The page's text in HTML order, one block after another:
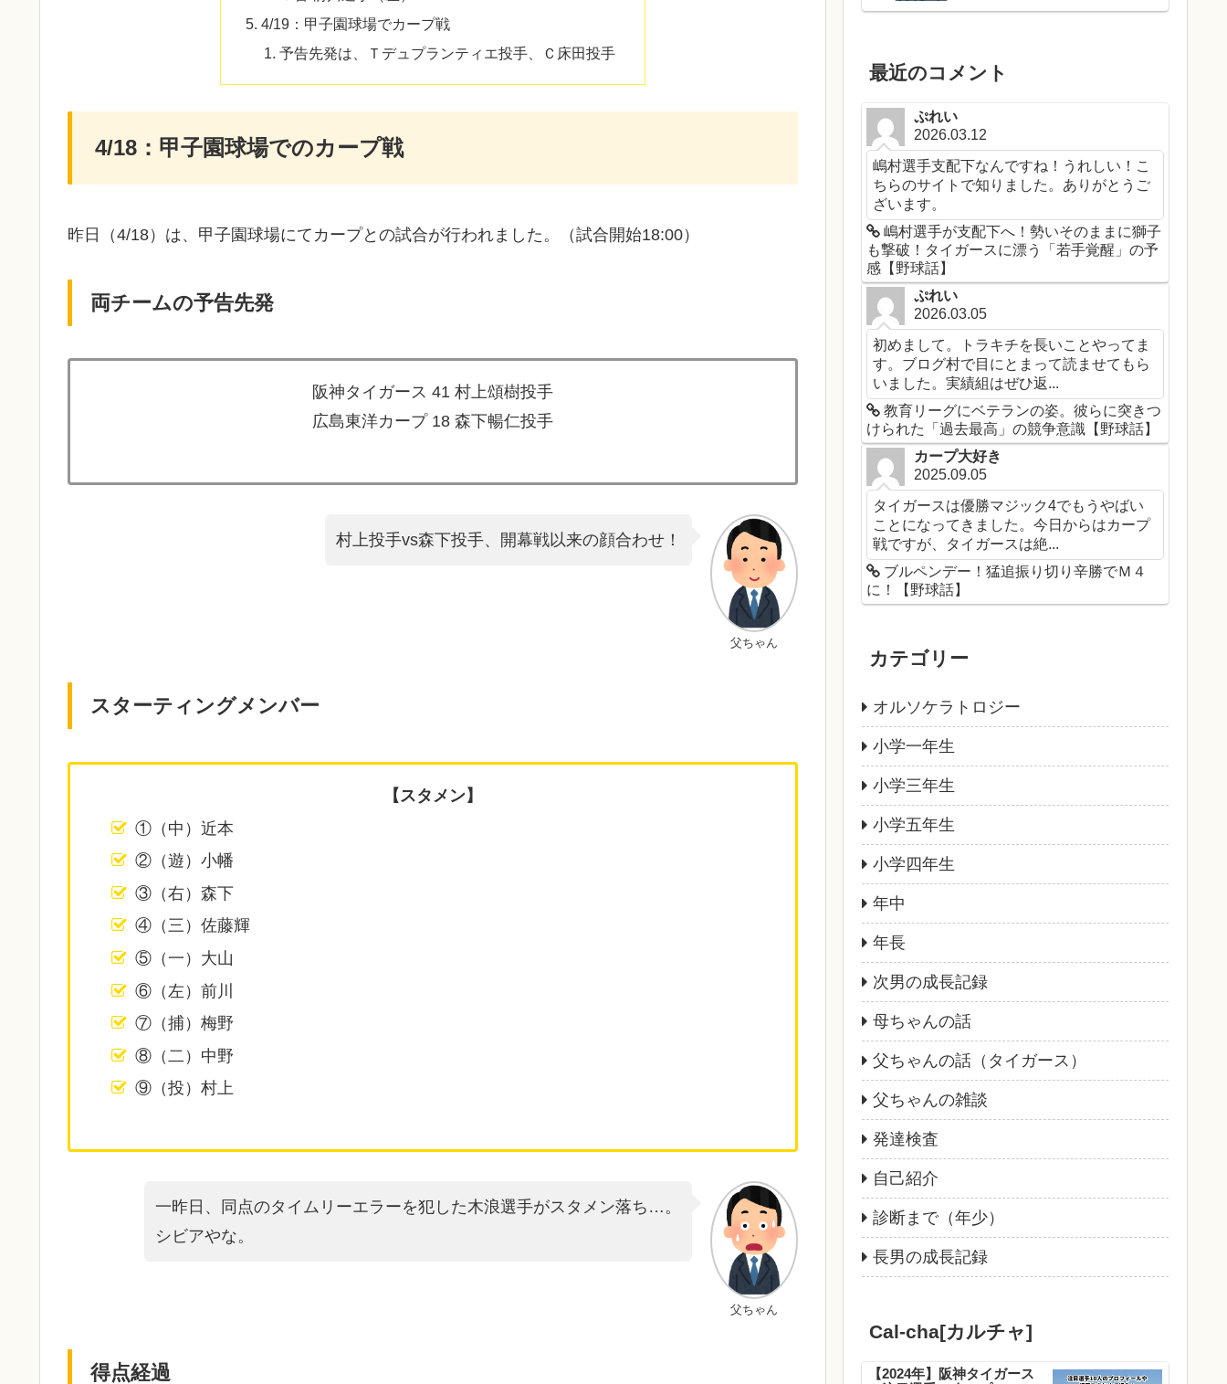
4/19：甲子園球場でカープ戦
予告先発は、Ｔデュプランティエ投手、Ｃ床田投手
4/18：甲子園球場でのカープ戦
昨日（4/18）は、甲子園球場にてカープとの試合が行われました。（試合開始18:00）
両チームの予告先発
阪神タイガース 41 村上頌樹投手
広島東洋カープ 18 森下暢仁投手
父ちゃん
村上投手vs森下投手、開幕戦以来の顔合わせ！
スターティングメンバー
【スタメン】
①（中）近本
②（遊）小幡
③（右）森下
④（三）佐藤輝
⑤（一）大山
⑥（左）前川
⑦（捕）梅野
⑧（二）中野
⑨（投）村上
父ちゃん
一昨日、同点のタイムリーエラーを犯した木浪選手がスタメン落ち…。
シビアやな。
得点経過
最近のコメント
ぷれい
2026.03.12
嶋村選手支配下なんですね！うれしい！こ
ちらのサイトで知りました。ありがとうご
ざいます。
嶋村選手が支配下へ！勢いそのままに獅子
も撃破！タイガースに漂う「若手覚醒」の予
感【野球話】
ぷれい
2026.03.05
初めまして。トラキチを長いことやってま
す。ブログ村で目にとまって読ませてもら
いました。実績組はぜひ返...
教育リーグにベテランの姿。彼らに突きつ
けられた「過去最高」の競争意識【野球話】
カープ大好き
2025.09.05
タイガースは優勝マジック4でもうやばい
ことになってきました。今日からはカープ
戦ですが、タイガースは絶...
ブルペンデー！猛追振り切り辛勝でＭ４
に！【野球話】
カテゴリー
オルソケラトロジー
小学一年生
小学三年生
小学五年生
小学四年生
年中
年長
次男の成長記録
母ちゃんの話
父ちゃんの話（タイガース）
父ちゃんの雑談
発達検査
自己紹介
診断まで（年少）
長男の成長記録
Cal-cha[カルチャ]
【2024年】阪神タイガース